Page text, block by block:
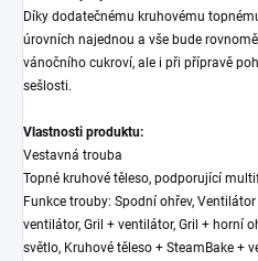
Díky dodatečnému kruhovému
úrovních najednou a vše bude
vánočního cukroví, ale i při přípravě
sešlosti.
Vlastnosti produktu:
Vestavná trouba
Topné kruhové těleso, podporující
Funkce trouby: Spodní ohřev,
ventilátor, Gril + ventilátor, Gril + horní
světlo, Kruhové těleso + SteamBake +